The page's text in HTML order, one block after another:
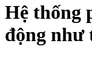
Hệ thống
động như